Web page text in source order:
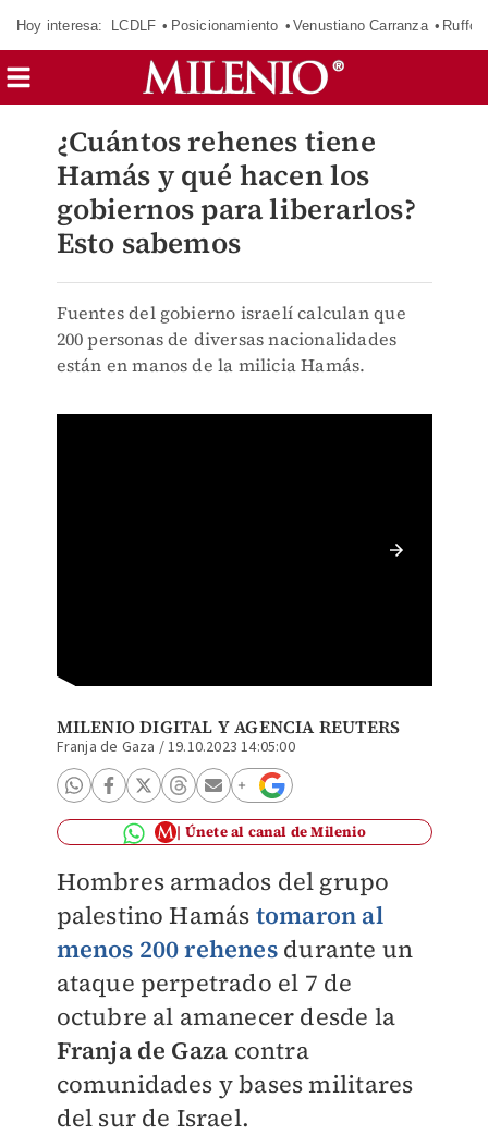
Hoy interesa: LCDLF Posicionamiento Venustiano Carranza Ruffo
¿Cuántos rehenes tiene
Hamás y qué hacen los
gobiernos para liberarlos?
Esto sabemos
Fuentes del gobierno israelí calculan que
200 personas de diversas nacionalidades
están en manos de la milicia Hamás.
MILENIO DIGITAL YAGENCIA REUTERS
Franja de Gaza /19.10.2023 14:05:00
Únete al canal de Milenio
Hombres armados del grupo
palestino Hamás tomaron al
menos 200 rehenesdurante un
ataque perpetrado el 7 de
octubre al amanecer desde la
Franja de Gaza contra
comunidades y bases militares
del sur de Israel.